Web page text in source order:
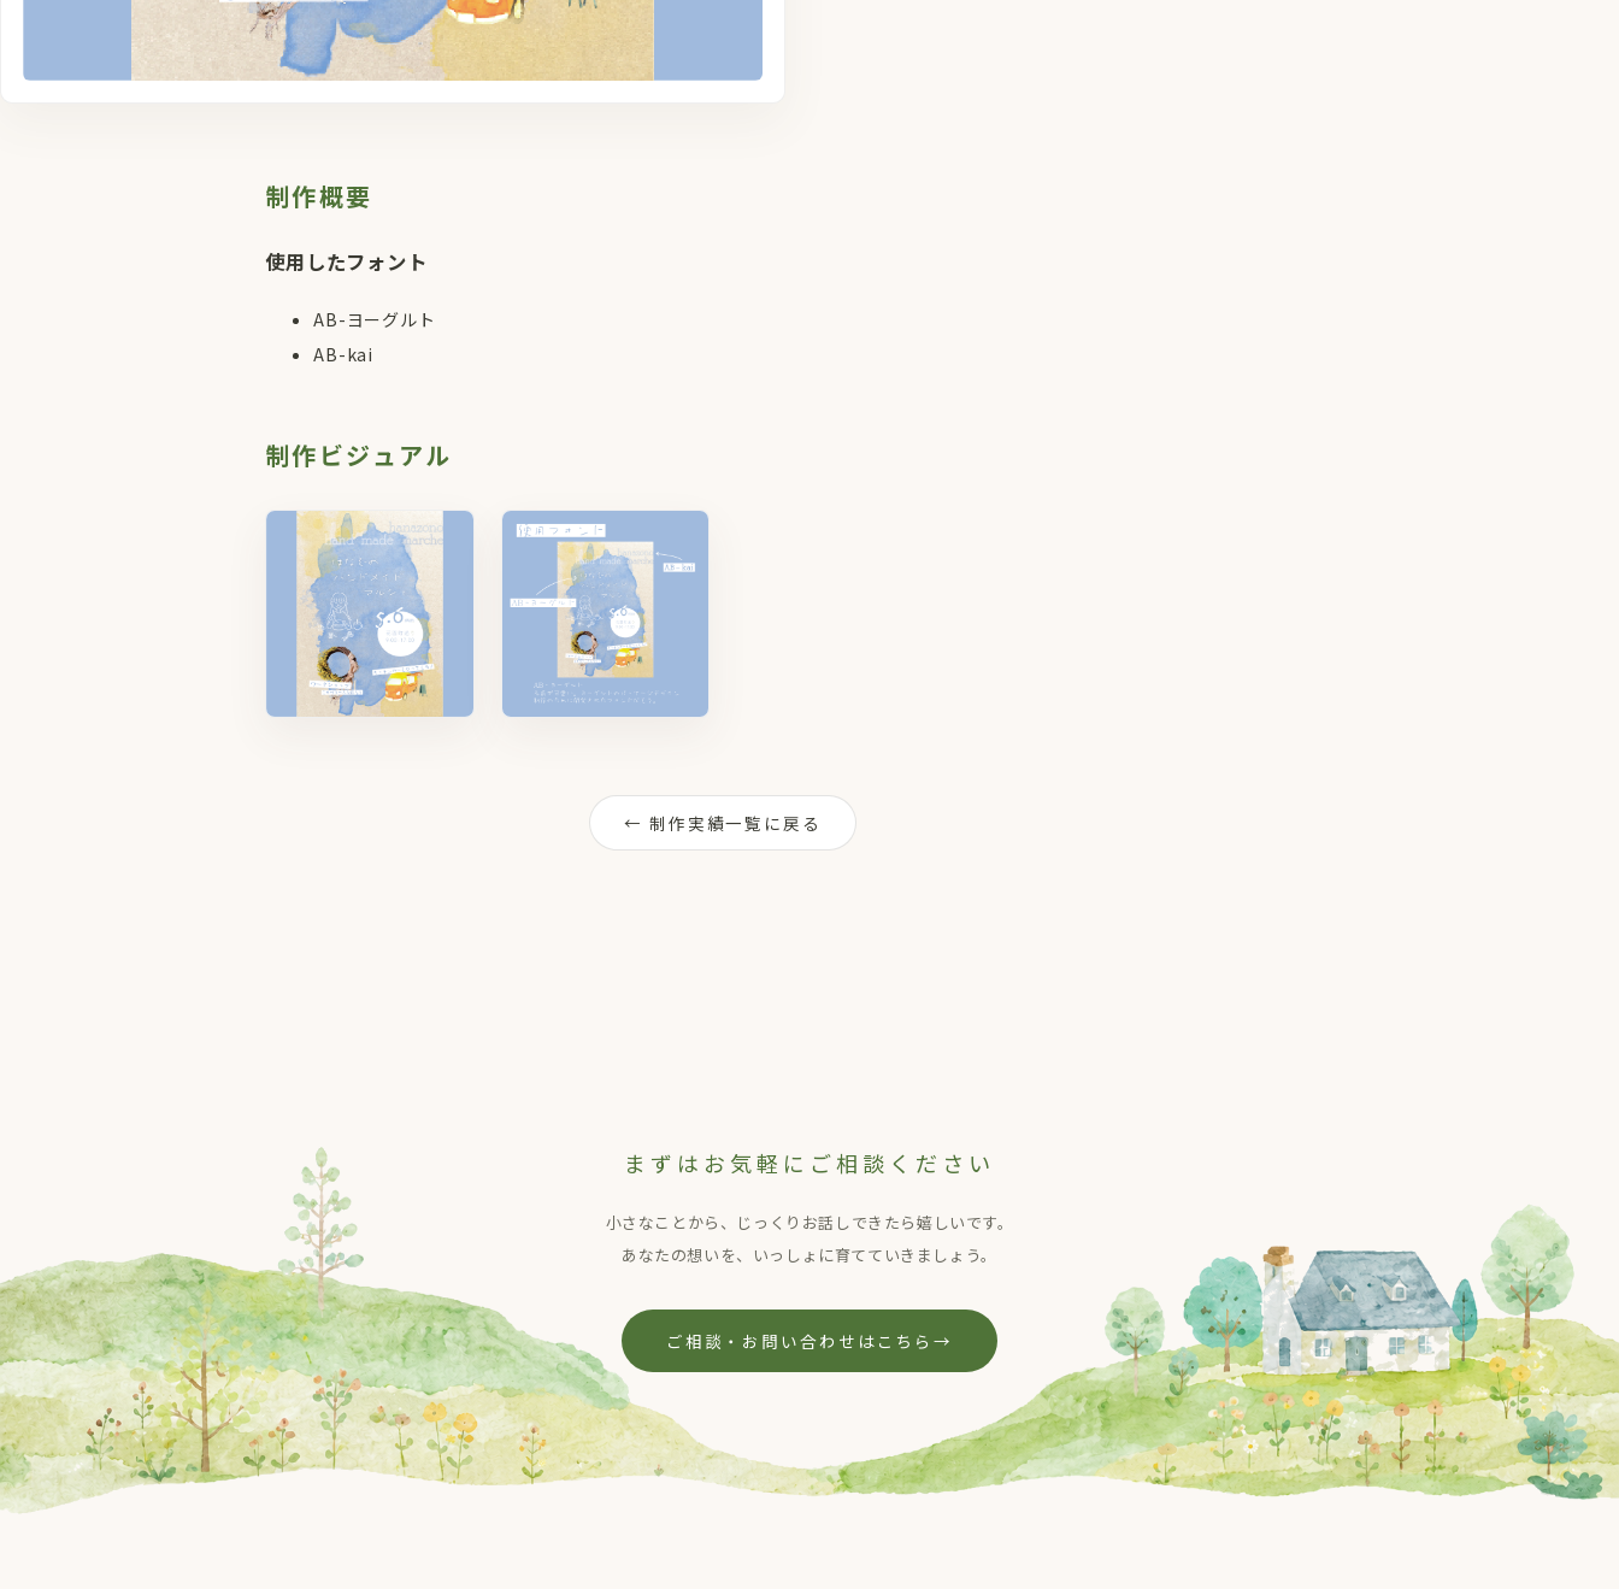
制作概要
使用したフォント
AB-ヨーグルト
AB-kai
制作ビジュアル
← 制作実績一覧に戻る
まずはお気軽にご相談ください
小さなことから、じっくりお話しできたら嬉しいです。
あなたの想いを、いっしょに育てていきましょう。
ご相談・お問い合わせはこちら→